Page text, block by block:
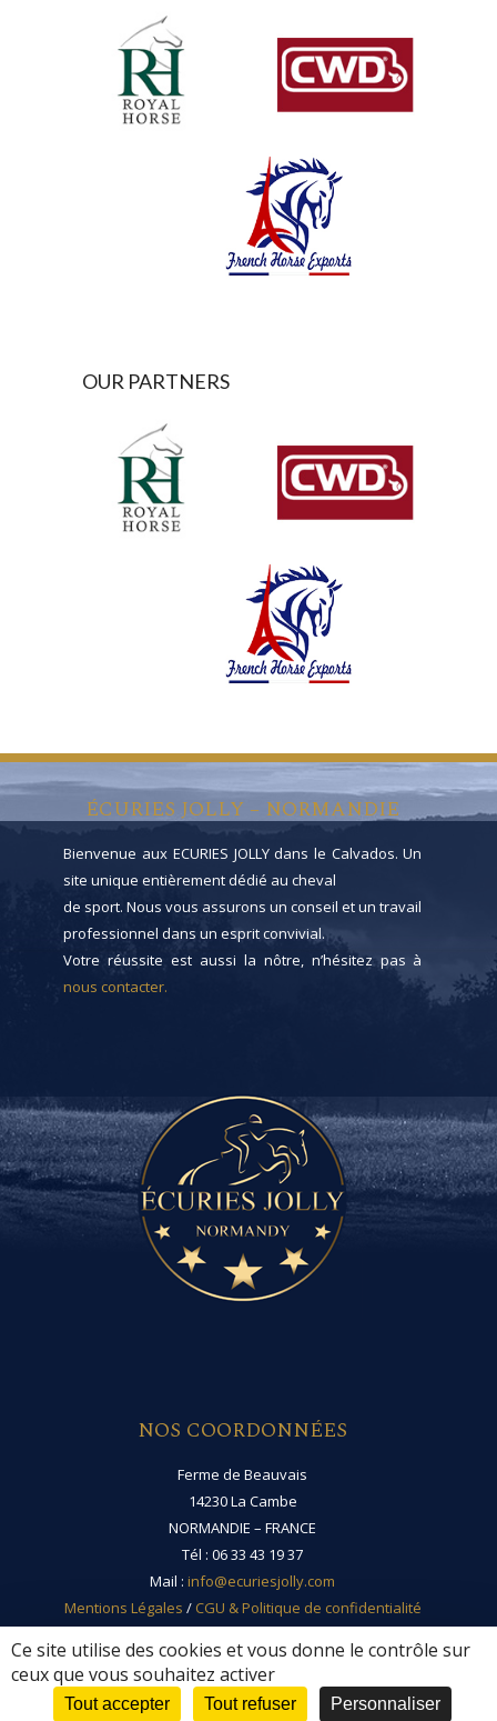
OUR PARTNERS
ÉCURIES JOLLY – NORMANDIE
Bienvenue aux ECURIES JOLLY dans le Calvados. Un
site unique entièrement dédié au cheval
de sport. Nous vous assurons un conseil et un travail
professionnel dans un esprit convivial.
Votre réussite est aussi la nôtre, n’hésitez pas à
nous contacter.
NOS COORDONNÉES
Ferme de Beauvais
14230 La Cambe
NORMANDIE – FRANCE
Tél : 06 33 43 19 37
Mail :info@ecuriesjolly.com
Mentions Légales / CGU & Politique de confidentialité
Ce site utilise des cookies et vous donne le contrôle sur
ceux que vous souhaitez activer
Tout accepter Tout refuser Personnaliser